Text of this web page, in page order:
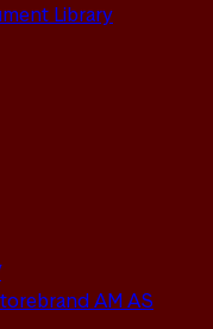
Library
AM AS